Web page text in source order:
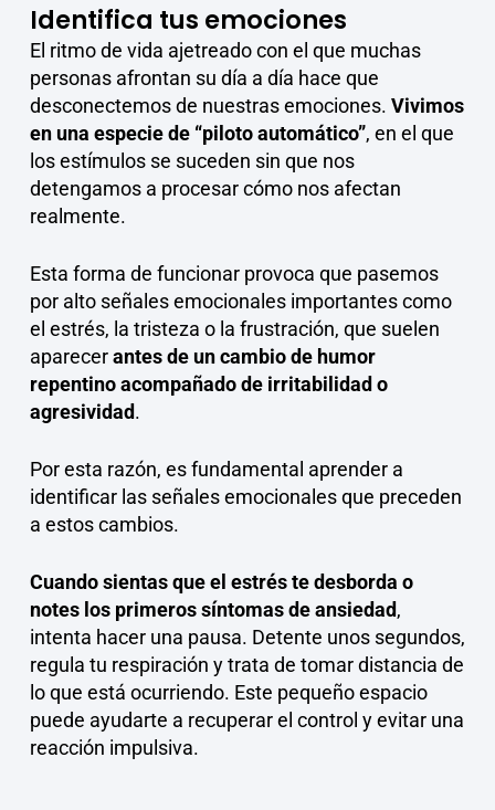
Identifica tus emociones
El ritmo de vida ajetreado con el que muchas
personas afrontan su día a día hace que
desconectemos de nuestras emociones. Vivimos
en una especie de “piloto automático”, en el que
los estímulos se suceden sin que nos
detengamos a procesar cómo nos afectan
realmente.
Esta forma de funcionar provoca que pasemos
por alto señales emocionales importantes como
el estrés, la tristeza o la frustración, que suelen
aparecerantes de un cambio de humor
repentino acompañado de irritabilidad o
agresividad.
Por esta razón, es fundamental aprender a
identificar las señales emocionales que preceden
a estos cambios.
Cuando sientas que el estrés te desborda o
notes los primeros síntomas de ansiedad,
intenta hacer una pausa. Detente unos segundos,
regula tu respiración y trata de tomar distancia de
lo que está ocurriendo. Este pequeño espacio
puede ayudarte a recuperar el control y evitar una
reacción impulsiva.